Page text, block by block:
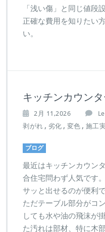
「浅い傷」と同じ値段
正確な費用を知りたい
い。
キッチンカウン
2月 11,2026
剥がれ , 劣化 , 変色 , 施工
ブログ
最近はキッチンカウン
合住宅問わず人気です
サッと出せるのが便利で
ただテーブル部分がコ
しても水や油の飛沫が
た汚れは部材、特に木